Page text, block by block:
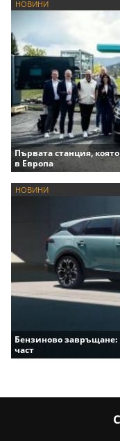
НОВИНИ
Първата станция,
в Европа
НОВИНИ
Бензиново
част